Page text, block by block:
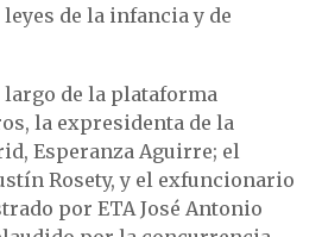
de la infancia y de
largo de la plataforma
la expresidenta de la
Esperanza Aguirre; el
Rosety, y el exfuncionario
por ETA José Antonio